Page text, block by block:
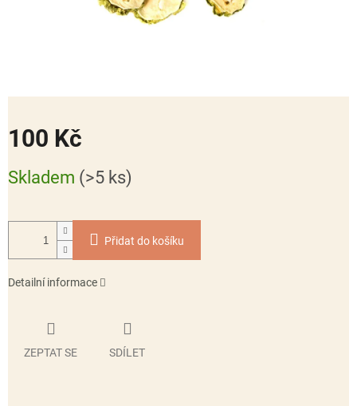
100 Kč
cena:
Skladem (>5 ks)
Přidat do košíku
Detailní informace
ZEPTAT SE SDÍLET